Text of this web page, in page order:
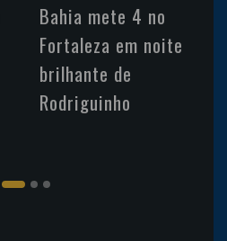
Bahia mete 4 no
Fortaleza em noite
brilhante de
Rodriguinho